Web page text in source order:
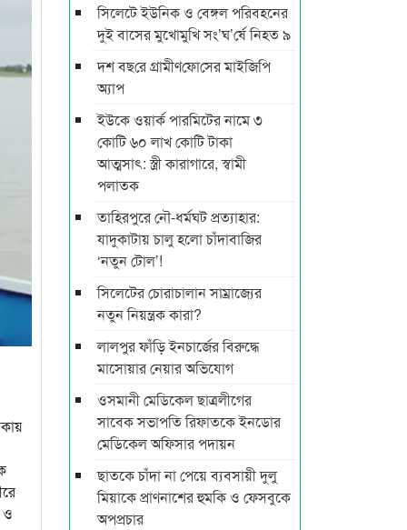
ও
সিলেটে ইউনিক ও বেঙ্গল পরিবহনের
দুই বাসের মুখোমুখি সং’ঘ’র্ষে নিহত ৯
দশ বছ‌রে গ্রামীণ‌ফো‌সের মাইজিপি
অ্যাপ
ইউকে ওয়ার্ক পারমিটের নামে ৩
কোটি ৬০ লাখ কোটি টাকা
আত্মসাৎ: স্ত্রী কারাগারে, স্বামী
পলাতক
তাহিরপুরে নৌ-ধর্মঘট প্রত্যাহার:
যাদুকাটায় চালু হলো চাঁদাবাজির
‘নতুন টোল’!
সিলেটের চোরাচালান সাম্রাজ্যের
নতুন নিয়ন্ত্রক কারা?
লালপুর ফাঁড়ি ইনচার্জের বিরুদ্ধে
মাসোয়ার নেয়ার অভিযোগ
ওসমানী মেডিকেল ছাত্রলীগের
সাবেক সভাপতি রিফাতকে ইনডোর
মেডিকেল অফিসার পদায়ন
ছাতকে চাঁদা না পেয়ে ব্যবসায়ী দুলু
মিয়াকে প্রাণনাশের হুমকি ও ফেসবুকে
অপপ্রচার